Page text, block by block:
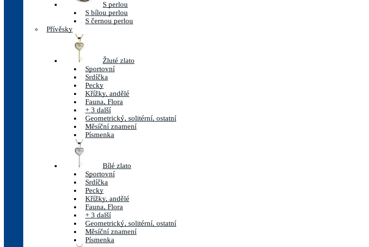
S perlou
S bílou perlou
S černou perlou
Přívěsky
Žluté zlato
Sportovní
Srdíčka
Pecky
Křížky, andělé
Fauna, Flora
+ 3 další
Geometrický, solitérní, ostatní
Měsíční znamení
Písmenka
Bílé zlato
Sportovní
Srdíčka
Pecky
Křížky, andělé
Fauna, Flora
+ 3 další
Geometrický, solitérní, ostatní
Měsíční znamení
Písmenka